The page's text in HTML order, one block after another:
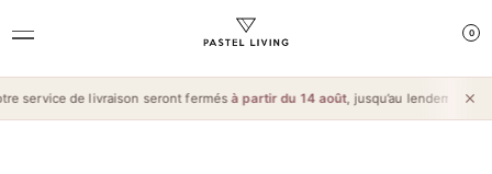
0
service de livraison seront fermésà partir du 14 août, jusqu’au lendemain de l’